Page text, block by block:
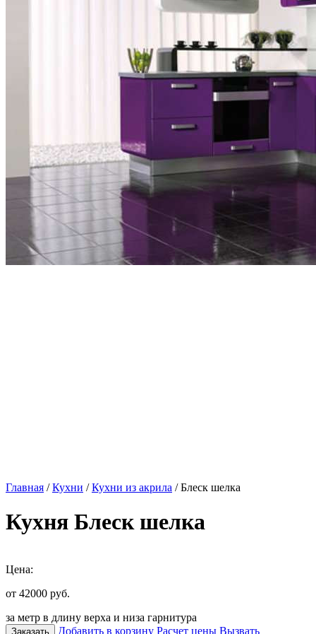
Главная /Кухни /Кухни из акрила / Блеск шелка
Кухня Блеск шелка
Цена:
от 42000 руб.
за метр в длину верха и низа гарнитура
Заказать Добавить в корзину Расчет цены Вызвать